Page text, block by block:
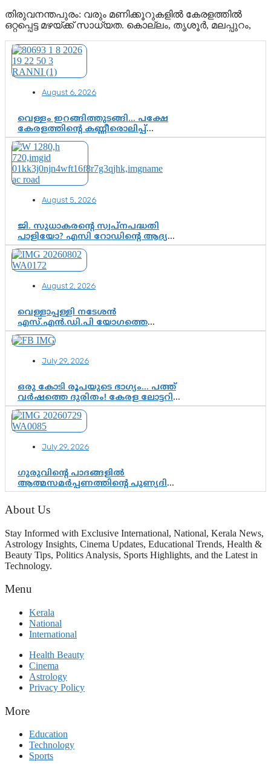
തിരുവനന്തപുരം: വരും മണിക്കൂറുകളിൽ കേരളത്തിൽ
ഒറ്റപ്പെട്ട മഴയ്ക്ക് സാധ്യത. കൊല്ലം, തൃശൂർ, മലപ്പുറം,
August 6, 2026
വെള്ളം ഇറങ്ങിത്തുടങ്ങി… പക്ഷേ
കേരളത്തിന്റെ കണ്ണീരൊലിപ്പ്
എന്നവസാനിക്കും?
August 5, 2026
ജി. സുധാകരന്റെ സ്വപ്നപദ്ധതി
പാളിയോ? എസി റോഡിന്റെ ആദ്യ
പ്രളയപരീക്ഷയിൽ ഉയരുന്നത്
ഗുരുതര ചോദ്യങ്ങൾ
August 2, 2026
വെള്ളാപ്പള്ളി നടേശൻ
എസ്.എൻ.ഡി.പി യോഗത്തെ
ദുരുപയോഗം ചെയ്യുന്നു;
ശ്രീനാരായണ പ്രസ്ഥാനത്തെ
ഗോകുലം ഗോപാലൻ
July 29, 2026
ഒരു കോടി രൂപയുടെ ഭാഗ്യം… പത്ത്
വർഷത്തെ ദുരിതം! കേരള ലോട്ടറി
സംവിധാനത്തെ ചോദ്യം ചെയ്ത്
കോയയുടെ പോരാട്ടം
July 29, 2026
ഗുരുവിന്റെ പാദങ്ങളിൽ
ആത്മസമർപ്പണത്തിന്റെ പുണ്യദിനം;
മാതാ അമൃതാനന്ദമയി മഠത്തിൽ
ഭക്തിസാന്ദ്രമായി ഗുരുപൂർണിമ
ആഘോഷം
About Us
Stay Informed with Exclusive International, National, Kerala News,
Astrology Insights, Cinema Updates, Educational Trends, Health &
Beauty Tips, Politics Analysis, Sports Highlights, and the Latest in
Technology.
Menu
Kerala
National
International
Health Beauty
Cinema
Astrology
Privacy Policy
More
Education
Technology
Sports